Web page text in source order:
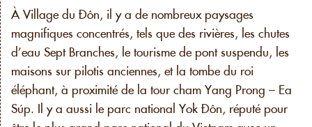
À Village du Đôn, il y a de nombreux paysages
magnifiques concentrés, tels que des rivières, les chutes
d’eau Sept Branches, le tourisme de pont suspendu, les
maisons sur pilotis anciennes, et la tombe du roi
éléphant, à proximité de la tour cham Yang Prong – Ea
Súp. Il y a aussi le parc national Yok Đôn, réputé pour